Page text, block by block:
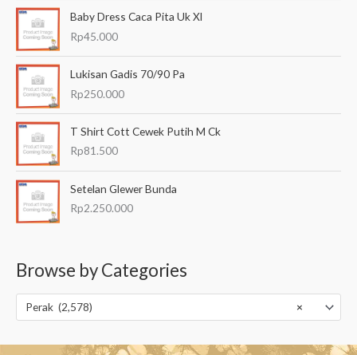
Baby Dress Caca Pita Uk Xl
Rp45.000
Lukisan Gadis 70/90 Pa
Rp250.000
T Shirt Cott Cewek Putih M Ck
Rp81.500
Setelan Glewer Bunda
Rp2.250.000
Browse by Categories
×
Perak (2,578)